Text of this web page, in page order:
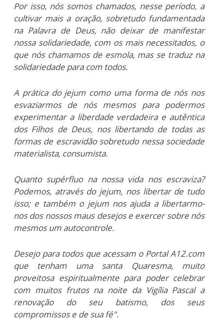
Por isso, nós somos chamados, nesse período, a
cultivar mais a oração, sobretudo fundamentada
na Palavra de Deus, não deixar de manifestar
nossa solidariedade, com os mais necessitados, o
que nós chamamos de esmola, mas se traduz na
solidariedade para com todos.
A prática do jejum como uma forma de nós nos
esvaziarmos de nós mesmos para podermos
experimentar a liberdade verdadeira e autêntica
dos Filhos de Deus, nos libertando de todas as
formas de escravidão sobretudo nessa sociedade
materialista, consumista.
Quanto supérfluo na nossa vida nos escraviza?
Podemos, através do jejum, nos libertar de tudo
isso; e também o jejum nos ajuda a libertarmo-
nos dos nossos maus desejos e exercer sobre nós
mesmos um autocontrole.
Desejo para todos que acessam o Portal A12.com
que tenham uma santa Quaresma, muito
proveitosa espiritualmente para poder celebrar
com muitos frutos na noite da Vigília Pascal a
renovação do seu batismo, dos seus
compromissos e de sua fé".